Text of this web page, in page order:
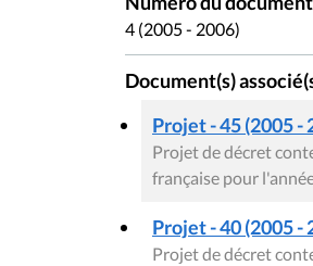
4 (2005 - 2006)
Document(s)
Projet - 45 (2005 -
Projet de décret
française pour
Projet - 40 (2005 -
Projet de décret